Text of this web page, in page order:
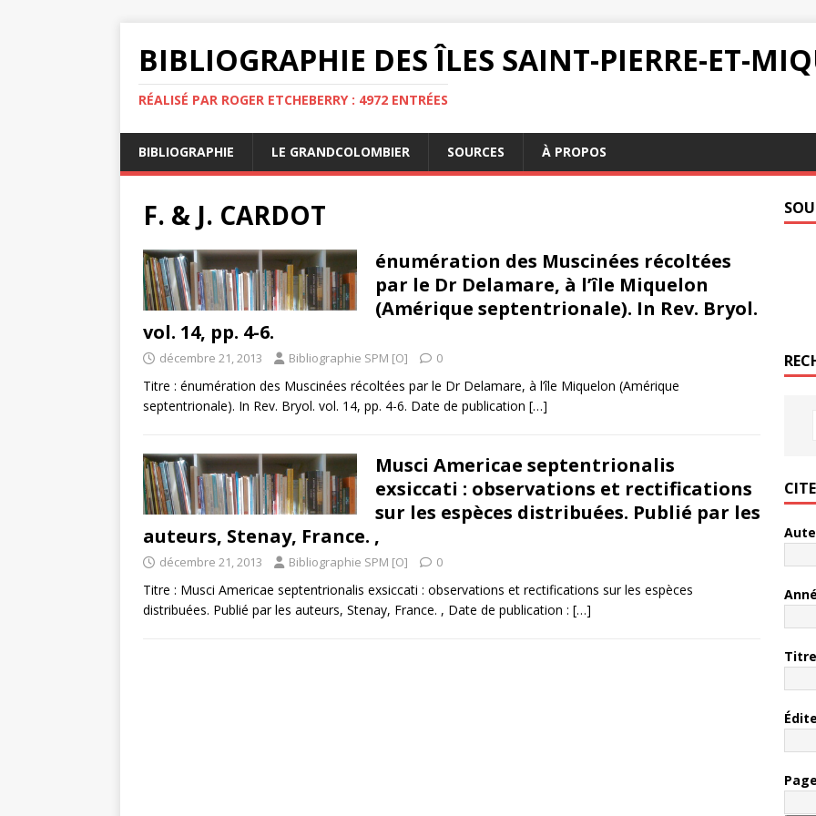
BIBLIOGRAPHIE DES ÎLES SAINT-PIERRE-ET-
RÉALISÉ PAR ROGER ETCHEBERRY : 4972 ENTRÉES
BIBLIOGRAPHIE LE GRANDCOLOMBIER SOURCES À PROPOS
F. & J. CARDOT
énumération des Muscinées récoltées
par le Dr Delamare, à l’île Miquelon
(Amérique septentrionale). In Rev. Bryol.
vol. 14, pp. 4-6.
décembre 21, 2013 Bibliographie SPM [O] 0
Titre : énumération des Muscinées récoltées par le Dr Delamare, à l’île Miquelon (Amérique
septentrionale). In Rev. Bryol. vol. 14, pp. 4-6. Date de publication […]
Musci Americae septentrionalis
exsiccati : observations et rectifications
sur les espèces distribuées. Publié par les
auteurs, Stenay, France. ,
décembre 21, 2013 Bibliographie SPM [O] 0
Titre : Musci Americae septentrionalis exsiccati : observations et rectifications sur les espèces
distribuées. Publié par les auteurs, Stenay, France. , Date de publication : […]
Titre